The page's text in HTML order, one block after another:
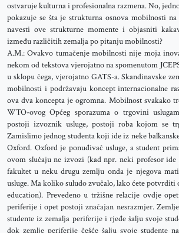
ostvaruje kulturna i profesionalna razmena. No,
pokazuje se šta je strukturna osnova mobilnosti
navesti ove strukturne momente i objasniti
između različitih zemalja po pitanju mobilnosti?
A.M.: Ovakvo tumačenje mobilnosti nije moja
nekom od tekstova vjerojatno na spomenutom
u sklopu čega, vjerojatno GATS-a. Skandinavske
mobilnosti i podržavaju koncept internacionalne
ova dva koncepta je ogromna. Mobilnost svakako
WTO-ovog Općeg sporazuma o trgovini
postoji izvoznik usluge, postoji roba kojom se
Zamislimo jednog studenta koji ide iz neke
Oxford. Oxford je ponuđivač usluge, a student
ovom slučaju ne izvozi (kad npr. neki profesor
fakultet u neku drugu zemlju onda je njegova
usluge. Ma koliko suludo zvučalo, lako ćete potvrditi
education). Prevedeno u tržišne relacije ovdje
periferije i opet postoji značajan nesrazmjer.
studente iz zemalja periferije i rjeđe šalju svoje
dok zemlje periferije češće šalju svoje studente